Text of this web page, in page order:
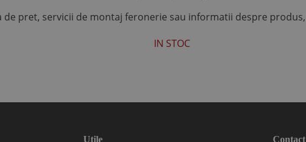
de pret, servicii de montaj feronerie sau informatii despre produs,
IN STOC
Utile Contact